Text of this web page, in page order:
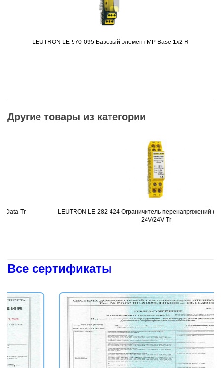
Подробнее
LEUTRON LE-970-095 Базовый элемент MP Base 1x2-R
Другие товары из категории
Подробнее
LEUTRON LE-282-424 Ограничитель перенапряжений (УЗИП)
24V/24V-Tr
Все сертификаты